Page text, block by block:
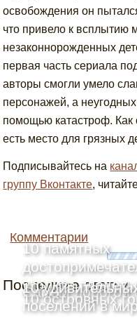
освобождения он
что привело к всплытию
незаконнорожденных
первая часть сериала
авторы смогли умело
персонажей, а
помощью катастроф. Как
есть место для грязных
Подписывайтесь на
группу Вконтакте,
Комментарии
Последние статьи
10 памятных
уголков планеты
Самый дорогой
10 островных
10
поселений в